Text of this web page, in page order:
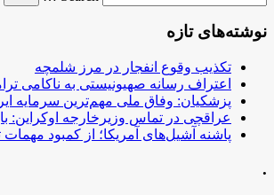
نوشته‌های تازه
تکذیب وقوع انفجار در مرز شلمچه
اعتراف رسانه صهیونیستی به ناکامی
پزشکیان: وفاق ملی مهم‌ترین سرمایه
عراقچی در تماس وزیرخارجه اوکراین:
پاشنه آشیل‌های آمریکا؛ از کمبود
.